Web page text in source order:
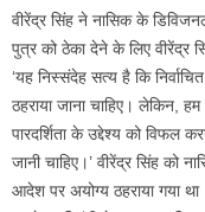
वीरेंद्र सिंह ने नासिक के
पुत्र को ठेका देने के लिए वीरेंद्र
‘यह निस्संदेह सत्य है कि
ठहराया जाना चाहिए।
पारदर्शिता के उद्देश्य को विफल
जानी चाहिए।’ वीरेंद्र सिंह
आदेश पर अयोग्य ठहराया गया